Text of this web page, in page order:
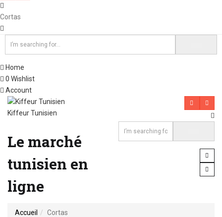
Cortas
Home
0 Wishlist
Account
Kiffeur Tunisien
Le marché
tunisien en
ligne
Accueil Cortas